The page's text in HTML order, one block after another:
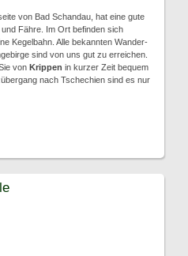
von Bad Schandau, hat eine gute
Fähre. Im Ort befinden sich
Kegelbahn. Alle bekannten Wander-
sind von uns gut zu erreichen.
von Krippen in kurzer Zeit bequem
nach Tschechien sind es nur